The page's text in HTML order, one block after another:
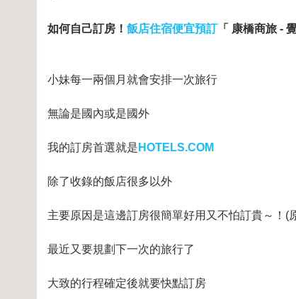
如何自己訂房！ 飯店住宿便宜預訂「 康橋商旅 -
小妹每一兩個月就會安排一次旅行
無論是國內或是國外
我的訂房首選就是 HOTELS.COM
除了收錄的飯店很多以外
主要原因是這邊訂房很簡單好用又不怕訂貴～！(
最近又要規劃下一次的旅行了
大致的行程確定後就要快點訂房